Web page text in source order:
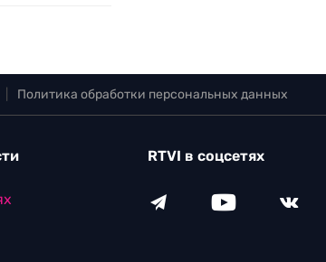
Политика обработки персональных данных
RTVI в соцсетях